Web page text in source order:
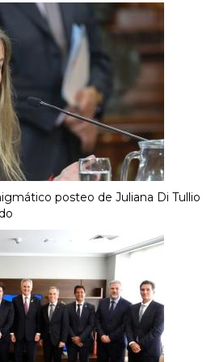
posteo de Juliana Di Tullio